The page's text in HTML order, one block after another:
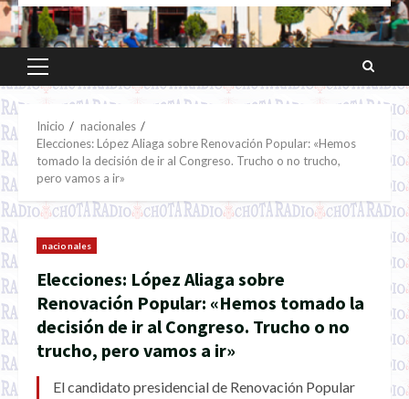
Menú
principal
Inicio
nacionales
Elecciones: López Aliaga sobre Renovación Popular: «Hemos
tomado la decisión de ir al Congreso. Trucho o no trucho,
pero vamos a ir»
nacionales
Elecciones: López Aliaga sobre
Renovación Popular: «Hemos tomado la
decisión de ir al Congreso. Trucho o no
trucho, pero vamos a ir»
El candidato presidencial de Renovación Popular